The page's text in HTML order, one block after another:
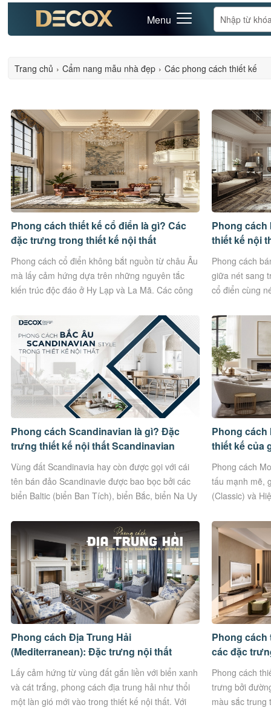
Menu
Trang chủ › Cẩm nang mẫu nhà đẹp › Các phong cách thiết kế
Phong cách thiết kế cổ điển là gì? Các
đặc trưng trong thiết kế nội thất
Phong cách cổ điển không bắt nguồn từ châu Âu
mà lấy cảm hứng dựa trên những nguyên tắc
kiến trúc độc đáo ở Hy Lạp và La Mã. Các công
Phong cách
thiết kế nội
Phong cách
giữa nét sang
cổ điển cùng
Phong cách Scandinavian là gì? Đặc
trưng thiết kế nội thất Scandinavian
được ưa chuộng
Vùng đất Scandinavia hay còn được gọi với cái
tên bán đảo Scandinavie được bao bọc bởi các
biển Baltic (biển Ban Tích), biển Bắc, biển Na Uy
Phong cách
thiết kế của
Phong cách
tấu mạnh mẽ,
(Classic) và
Phong cách Địa Trung Hải
(Mediterranean): Đặc trưng nội thất
nhà/biệt thự độc đáo
Lấy cảm hứng từ vùng đất gắn liền với biển xanh
và cát trắng, phong cách địa trung hải như thổi
một làn gió mới vào trong thiết kế nội thất. Với
Phong cách
các đặc
Phong cách
trưng bởi
màu sắc trung